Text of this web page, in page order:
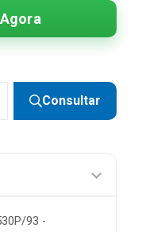
Consultar
93 -